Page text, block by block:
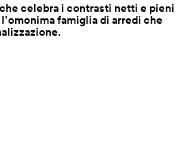
celebra i contrasti netti e pieni
famiglia di arredi che